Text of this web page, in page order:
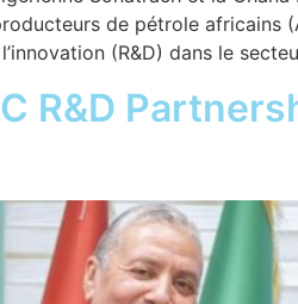
de pétrole
(R&D) dans le
R&D